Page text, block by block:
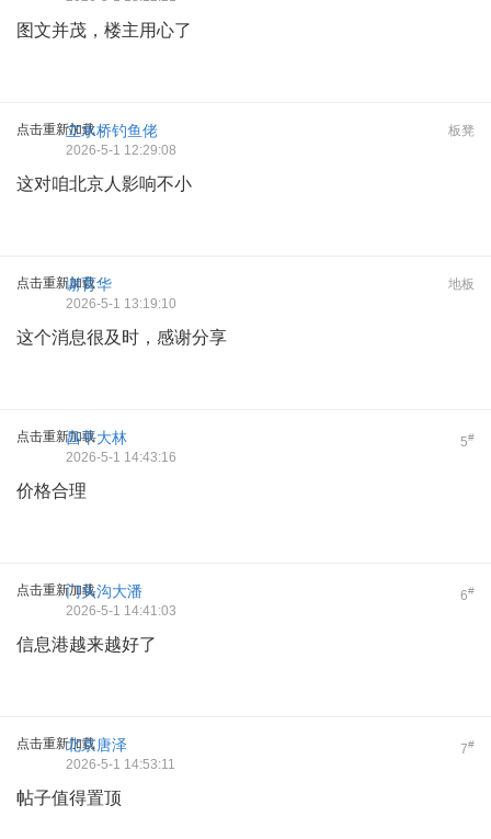
图文并茂，楼主用心了
点击重新加载 板凳
立水桥钓鱼佬
2026-5-1 12:29:08
这对咱北京人影响不小
点击重新加载 地板
谢育华
2026-5-1 13:19:10
这个消息很及时，感谢分享
点击重新加载 5#
昌平大林
2026-5-1 14:43:16
价格合理
点击重新加载 6#
门头沟大潘
2026-5-1 14:41:03
信息港越来越好了
点击重新加载 7#
北京唐泽
2026-5-1 14:53:11
帖子值得置顶